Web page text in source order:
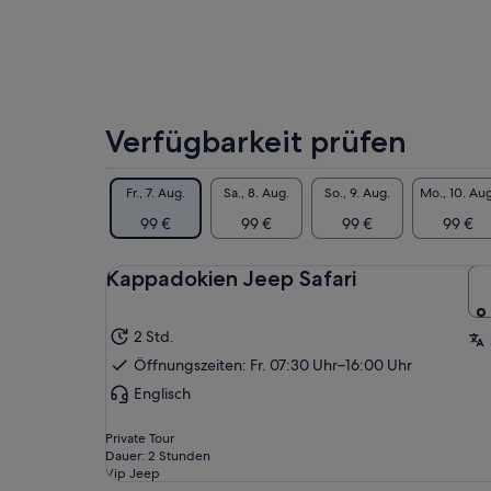
auswählst
Verfügbarkeit prüfen
Fr., 7. Aug.
99 €
Sa., 8. Aug.
99 €
So., 9. Aug.
99 €
Mo., 10.
99 €
Kappadokien Jeep Safari
2 Std.
Öffnungszeiten: Fr. 07:30 Uhr–16:00 Uhr
Englisch
Private Tour
Dauer: 2 Stunden
Vip Jeep